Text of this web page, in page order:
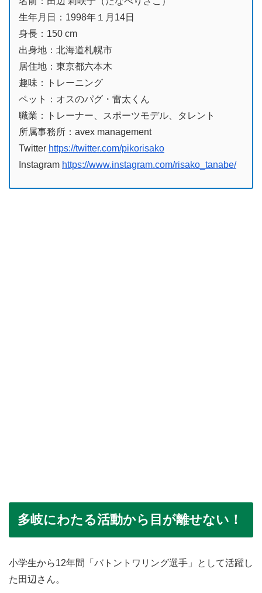
生年月日：1998年１月14日
身長：150 cm
出身地：北海道札幌市
居住地：東京都六本木
趣味：トレーニング
ペット：オスのパグ・雷太くん
職業：トレーナー、スポーツモデル、タレント
所属事務所：avex management
Twitter https://twitter.com/pikorisako
Instagram https://www.instagram.com/risako_tanabe/
多岐にわたる活動から目が離せない！
小学生から12年間「バトントワリング選手」として活躍し
た田辺さん。